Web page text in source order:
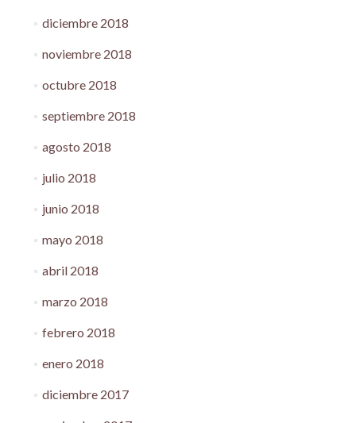
diciembre 2018
noviembre 2018
octubre 2018
septiembre 2018
agosto 2018
julio 2018
junio 2018
mayo 2018
abril 2018
marzo 2018
febrero 2018
enero 2018
diciembre 2017